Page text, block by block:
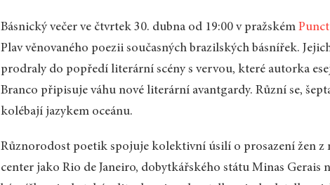
Básnický večer ve čtvrtek 30. dubna od 19:00 v pražském
Plav věnovaného poezii současných brazilských básnířek.
prodraly do popředí literární scény s vervou, které autorka
Branco připisuje váhu nové literární avantgardy. Různí se,
kolébají jazykem oceánu.
Různorodost poetik spojuje kolektivní úsilí o prosazení žen z
center jako Rio de Janeiro, dobytkářského státu Minas Gerais